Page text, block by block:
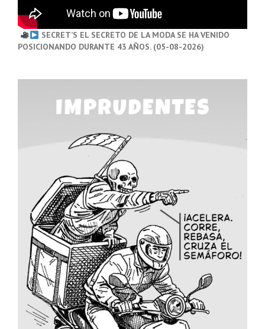
SECRET’S EL SECRETO DE LA MODA SE HA VENIDO
POSICIONANDO DURANTE 43 AÑOS. (05-08-2026)